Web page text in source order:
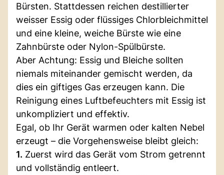
Bürsten. Stattdessen reichen destillierter
weisser Essig oder flüssiges Chlorbleichmittel
und eine kleine, weiche Bürste wie eine
Zahnbürste oder Nylon-Spülbürste.
Aber Achtung: Essig und Bleiche sollten
niemals miteinander gemischt werden, da
dies ein giftiges Gas erzeugen kann. Die
Reinigung eines Luftbefeuchters mit Essig ist
unkompliziert und effektiv.
Egal, ob Ihr Gerät warmen oder kalten Nebel
erzeugt – die Vorgehensweise bleibt gleich:
1. Zuerst wird das Gerät vom Strom getrennt
und vollständig entleert.